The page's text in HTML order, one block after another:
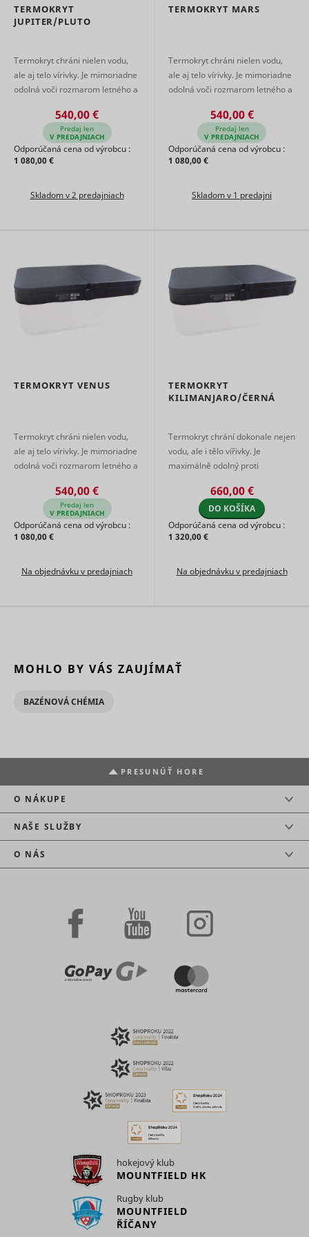
TERMOKRYT
JUPITER/PLUTO
Termokryt chráni nielen vodu,
ale aj telo vírivky. Je mimoriadne
odolná voči rozmarom letného a
kvalitnou tkaninou Blac ...
540,00 €
Predaj len
V PREDAJNIACH
Odporúčaná cena od výrobcu :
1 080,00 €
Skladom v 2 predajniach
TERMOKRYT MARS
Termokryt chráni nielen vodu,
ale aj telo vírivky. Je mimoriadne
odolná voči rozmarom letného a
kvalitnou tkaninou Blac ...
540,00 €
Predaj len
V PREDAJNIACH
Odporúčaná cena od výrobcu :
1 080,00 €
Skladom v 1 predajni
TERMOKRYT VENUS
Termokryt chráni nielen vodu,
ale aj telo vírivky. Je mimoriadne
odolná voči rozmarom letného a
kvalitnou tkaninou Blac ...
540,00 €
Predaj len
V PREDAJNIACH
Odporúčaná cena od výrobcu :
1 080,00 €
Na objednávku v predajniach
TERMOKRYT
KILIMANJARO/ČERNÁ
Termokryt chrání dokonale nejen
vodu, ale i tělo vířivky. Je
maximálně odolný proti
počasí. Je potažen kvalitní imitací
660,00 €
DO KOŠÍKA
Odporúčaná cena od výrobcu :
1 320,00 €
Na objednávku v predajniach
MOHLO BY VÁS ZAUJÍMAŤ
BAZÉNOVÁ CHÉMIA
PRESUNÚŤ HORE
O NÁKUPE
NAŠE SLUŽBY
O NÁS
hokejový klub
MOUNTFIELD HK
Rugby klub
MOUNTFIELD
ŘÍČANY